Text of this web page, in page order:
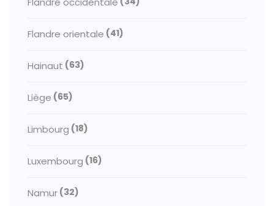
Flandre orientale (41)
Hainaut (63)
Liège (65)
Limbourg (18)
Luxembourg (16)
Namur (32)